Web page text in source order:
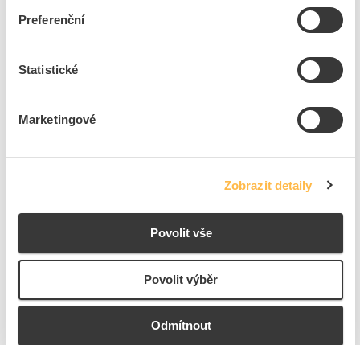
Preferenční
Statistické
Marketingové
Zobrazit detaily
Povolit vše
Povolit výběr
Odmítnout
6 ks
3dní 216 ks
PANLUX Piktogram LED PLUTO závěsný-šipka dolů
Kód ELFETEX
11.434.041
Kód výrobce
PN04000038
Značka
PANLUX